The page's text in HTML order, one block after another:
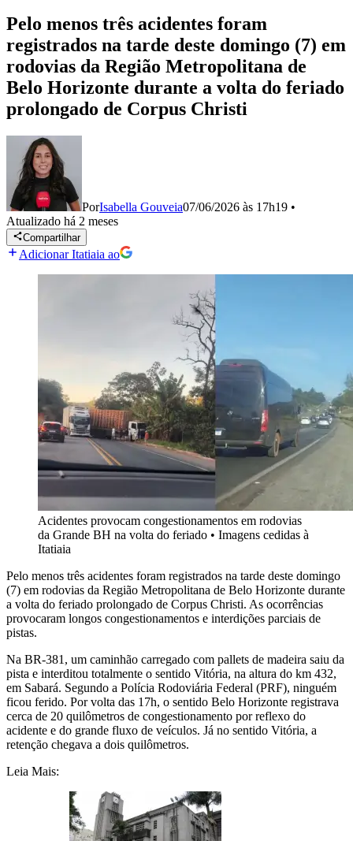
Pelo menos três acidentes foram
registrados na tarde deste domingo (7) em
rodovias da Região Metropolitana de
Belo Horizonte durante a volta do feriado
prolongado de Corpus Christi
PorIsabella Gouveia07/06/2026 às 17h19 •
Atualizado há 2 meses
Compartilhar
Adicionar Itatiaia ao
Acidentes provocam congestionamentos em rodovias
da Grande BH na volta do feriado • Imagens cedidas à
Itatiaia
Pelo menos três acidentes foram registrados na tarde deste domingo
(7) em rodovias da Região Metropolitana de Belo Horizonte durante
a volta do feriado prolongado de Corpus Christi. As ocorrências
provocaram longos congestionamentos e interdições parciais de
pistas.
Na BR-381, um caminhão carregado com pallets de madeira saiu da
pista e interditou totalmente o sentido Vitória, na altura do km 432,
em Sabará. Segundo a Polícia Rodoviária Federal (PRF), ninguém
ficou ferido. Por volta das 17h, o sentido Belo Horizonte registrava
cerca de 20 quilômetros de congestionamento por reflexo do
acidente e do grande fluxo de veículos. Já no sentido Vitória, a
retenção chegava a dois quilômetros.
Leia Mais: